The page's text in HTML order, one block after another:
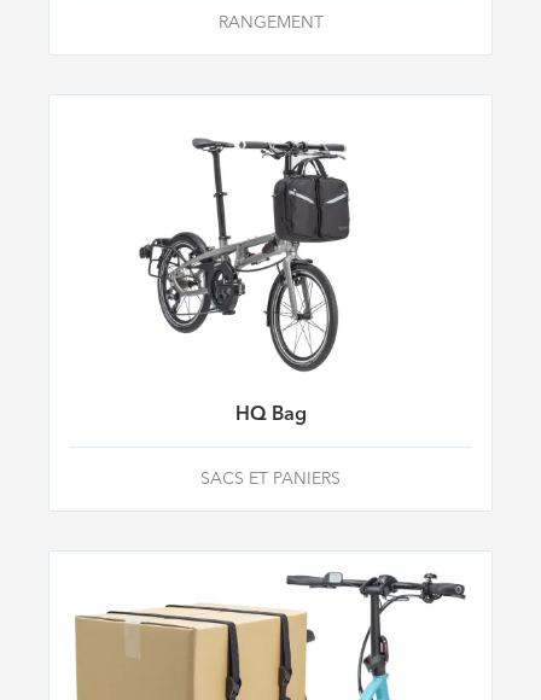
RANGEMENT
HQ Bag
SACS ET PANIERS